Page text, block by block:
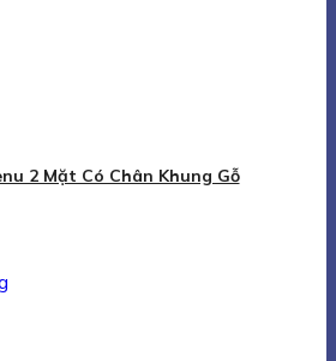
2 Mặt Có Chân Khung Gỗ